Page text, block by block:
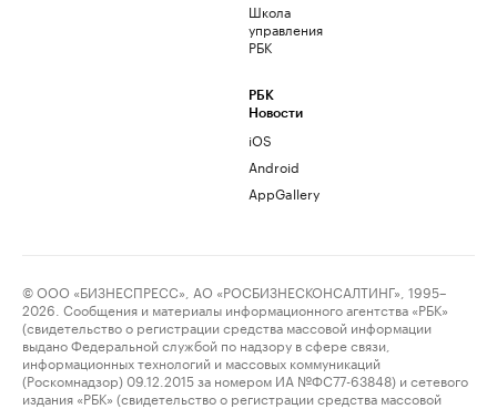
Школа
управления
РБК
РБК
Новости
iOS
Android
AppGallery
© ООО «БИЗНЕСПРЕСС», АО «РОСБИЗНЕСКОНСАЛТИНГ», 1995–
2026. Сообщения и материалы информационного агентства «РБК»
(свидетельство о регистрации средства массовой информации
выдано Федеральной службой по надзору в сфере связи,
информационных технологий и массовых коммуникаций
(Роскомнадзор) 09.12.2015 за номером ИА №ФС77-63848) и сетевого
издания «РБК» (свидетельство о регистрации средства массовой